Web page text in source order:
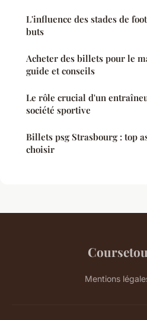
L'influence des stades de
buts
Acheter des billets pour le
guide et conseils
Le rôle crucial d'un
société sportive
Billets psg Strasbourg : top
choisir
Mentions